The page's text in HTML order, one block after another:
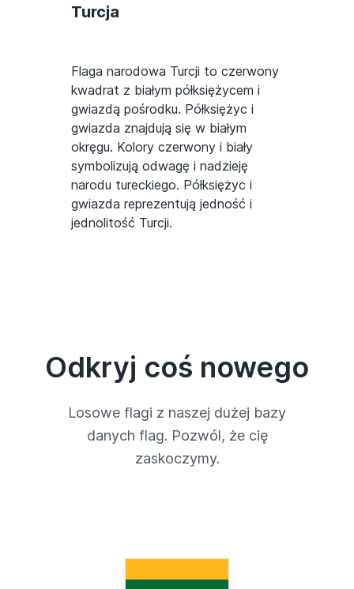
Turcja
Flaga narodowa Turcji to czerwony
kwadrat z białym półksiężycem i
gwiazdą pośrodku. Półksiężyc i
gwiazda znajdują się w białym
okręgu. Kolory czerwony i biały
symbolizują odwagę i nadzieję
narodu tureckiego. Półksiężyc i
gwiazda reprezentują jedność i
jednolitość Turcji.
Odkryj coś nowego
Losowe flagi z naszej dużej bazy
danych flag. Pozwól, że cię
zaskoczymy.